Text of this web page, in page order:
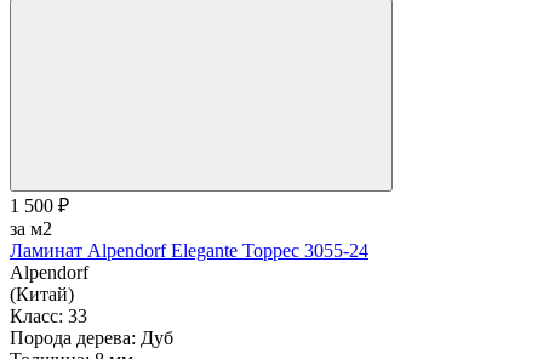
1 500 ₽
за м2
Ламинат Alpendorf Elegante Торрес 3055-24
Alpendorf
(Китай)
Класс: 33
Порода дерева: Дуб